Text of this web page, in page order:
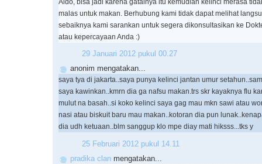
malas untuk makan. Berhubung kami tidak dapat melihat
sebaiknya kami sarankan untuk segera dikonsultasikan ke
atau kepercayaan Anda :)
29 Januari 2012 pukul 00.27
anonim mengatakan...
saya tya di jakarta..saya punya kelinci jantan umur
saya kawinkan..kmrn dia ga nafsu makan.trs skr kayaknya flu
mulut na basah..si koko kelinci saya gag mau mkn sawi atau
nasi atau biskuit baru mau makan..kotoran dia pun
dia udh ketuaan..blm sanggup klo mpe diay mati hiksss...tks y
25 Februari 2012 pukul 14.11
pradika clan mengatakan...